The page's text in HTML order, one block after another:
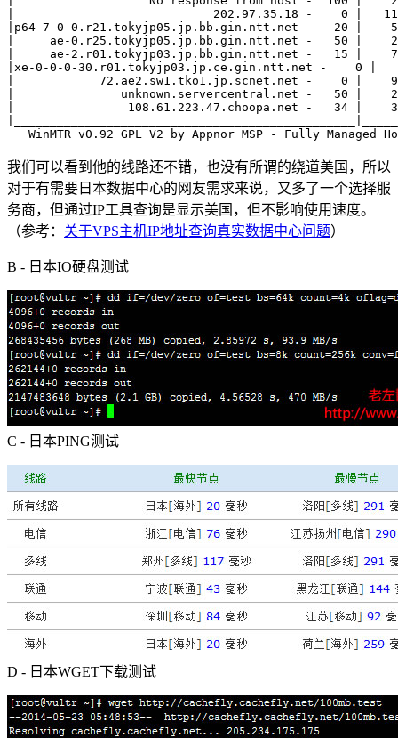
|                            202.97.35.18 -    0 |
|p64-7-0-0.r21.tokyjp05.jp.bb.gin.ntt.net -   20
|     ae-0.r25.tokyjp05.jp.bb.gin.ntt.net -   50
|     ae-2.r01.tokyjp03.jp.bb.gin.ntt.net -   15 |
|xe-0-0-0-30.r01.tokyjp03.jp.ce.gin.ntt.net -
|            72.ae2.sw1.tko1.jp.scnet.net -    0 |
|               unknown.servercentral.net -   50 |
|                108.61.223.47.choopa.net -   34 |
我们可以看到他的线路还不错，也没有所谓的绕道美国，所以
对于有需要日本数据中心的网友需求来说，又多了一个选择服
务商，但通过IP工具查询是显示美国，但不影响使用速度。
（参考： 关于VPS主机IP地址查询真实数据中心问题）
B - 日本IO硬盘测试
C - 日本PING测试
D - 日本WGET下载测试